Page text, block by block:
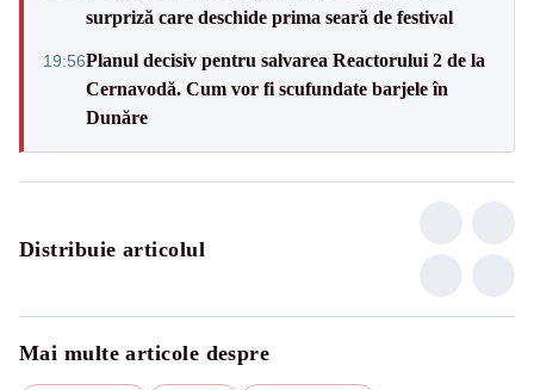
surpriză care deschide prima seară de festival
19:56Planul decisiv pentru salvarea Reactorului 2 de la
Cernavodă. Cum vor fi scufundate barjele în
Dunăre
Distribuie articolul
Mai multe articole despre